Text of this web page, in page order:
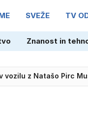
SVEŽE TV
Znanost in
vozilu z Natašo Pirc